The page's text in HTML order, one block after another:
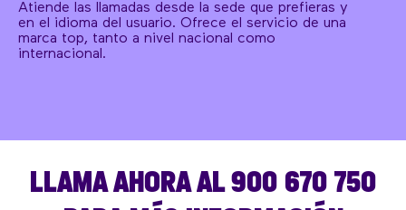
Atiende las llamadas desde la sede que prefieras y
en el idioma del usuario. Ofrece el servicio de una
marca top, tanto a nivel nacional como
internacional.
LLAMA AHORA AL 900 670 750